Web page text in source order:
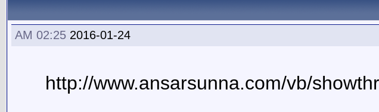
2016-01-24
02:25 AM
http://www.ansarsunna.com/vb/